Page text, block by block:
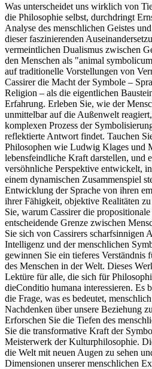
Was unterscheidet uns wirklich von
die Philosophie selbst, durchdringt
Analyse des menschlichen Geistes
dieser faszinierenden
vermeintlichen Dualismus zwischen
den Menschen als "animal
auf traditionelle Vorstellungen von
Cassirer die Macht der Symbole –
Religion – als die eigentlichen
Erfahrung. Erleben Sie, wie der
unmittelbar auf die Außenwelt
komplexen Prozess der
reflektierte Antwort findet. Tauchen
Philosophen wie Ludwig Klages und
lebensfeindliche Kraft darstellen, und
versöhnliche Perspektive entwickelt,
einem dynamischen Zusammenspiel
Entwicklung der Sprache von ihren
ihrer Fähigkeit, objektive Realitäten
Sie, warum Cassirer die
entscheidende Grenze zwischen
Sie sich von Cassirers scharfsinnigen
Intelligenz und der menschlichen
gewinnen Sie ein tieferes Verständnis
des Menschen in der Welt. Dieses
Lektüre für alle, die sich für
dieConditio humana interessieren. Es
die Frage, was es bedeutet,
Nachdenken über unsere Beziehung
Erforschen Sie die Tiefen des
Sie die transformative Kraft der
Meisterwerk der Kulturphilosophie.
die Welt mit neuen Augen zu sehen
Dimensionen unserer menschlichen